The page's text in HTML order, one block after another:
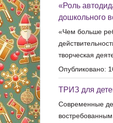
«Роль
дошкольного
«Чем больше
творческая
Опубликовано:
ТРИЗ для
Современные